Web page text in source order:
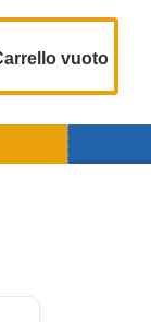
vuoto